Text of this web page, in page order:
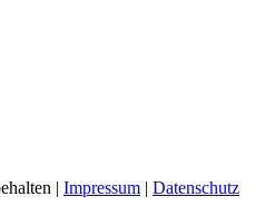
| Impressum | Datenschutz